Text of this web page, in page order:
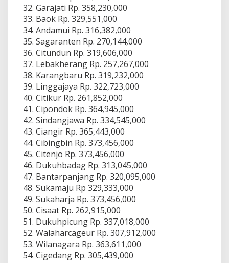
Garajati Rp. 358,230,000
Baok Rp. 329,551,000
Andamui Rp. 316,382,000
Sagaranten Rp. 270,144,000
Citundun Rp. 319,606,000
Lebakherang Rp. 257,267,000
Karangbaru Rp. 319,232,000
Linggajaya Rp. 322,723,000
Citikur Rp. 261,852,000
Cipondok Rp. 364,945,000
Sindangjawa Rp. 334,545,000
Ciangir Rp. 365,443,000
Cibingbin Rp. 373,456,000
Citenjo Rp. 373,456,000
Dukuhbadag Rp. 313,045,000
Bantarpanjang Rp. 320,095,000
Sukamaju Rp 329,333,000
Sukaharja Rp. 373,456,000
Cisaat Rp. 262,915,000
Dukuhpicung Rp. 337,018,000
Walaharcageur Rp. 307,912,000
Wilanagara Rp. 363,611,000
Cigedang Rp. 305,439,000